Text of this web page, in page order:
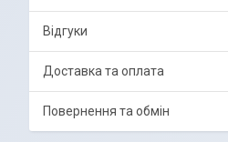
Відгуки
Доставка та оплата
Повернення та обмін